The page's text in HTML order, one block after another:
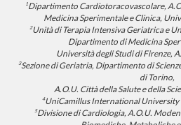
1Dipartimento Cardiotoracovascolare,
Medicina Sperimentale e Clinica,
2Unità di Terapia Intensiva Geriatrica e
Dipartimento di Medicina
Università degli Studi di Firenze,
3Sezione di Geriatria, Dipartimento di
di Torino,
A.O.U. Città della Salute e della
4UniCamillus International University
5Divisione di Cardiologia, A.O.U.